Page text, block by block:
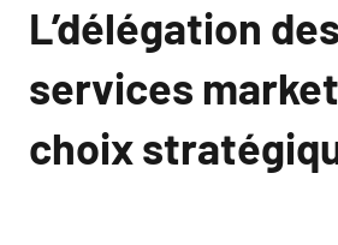
L’délégation des
services
choix